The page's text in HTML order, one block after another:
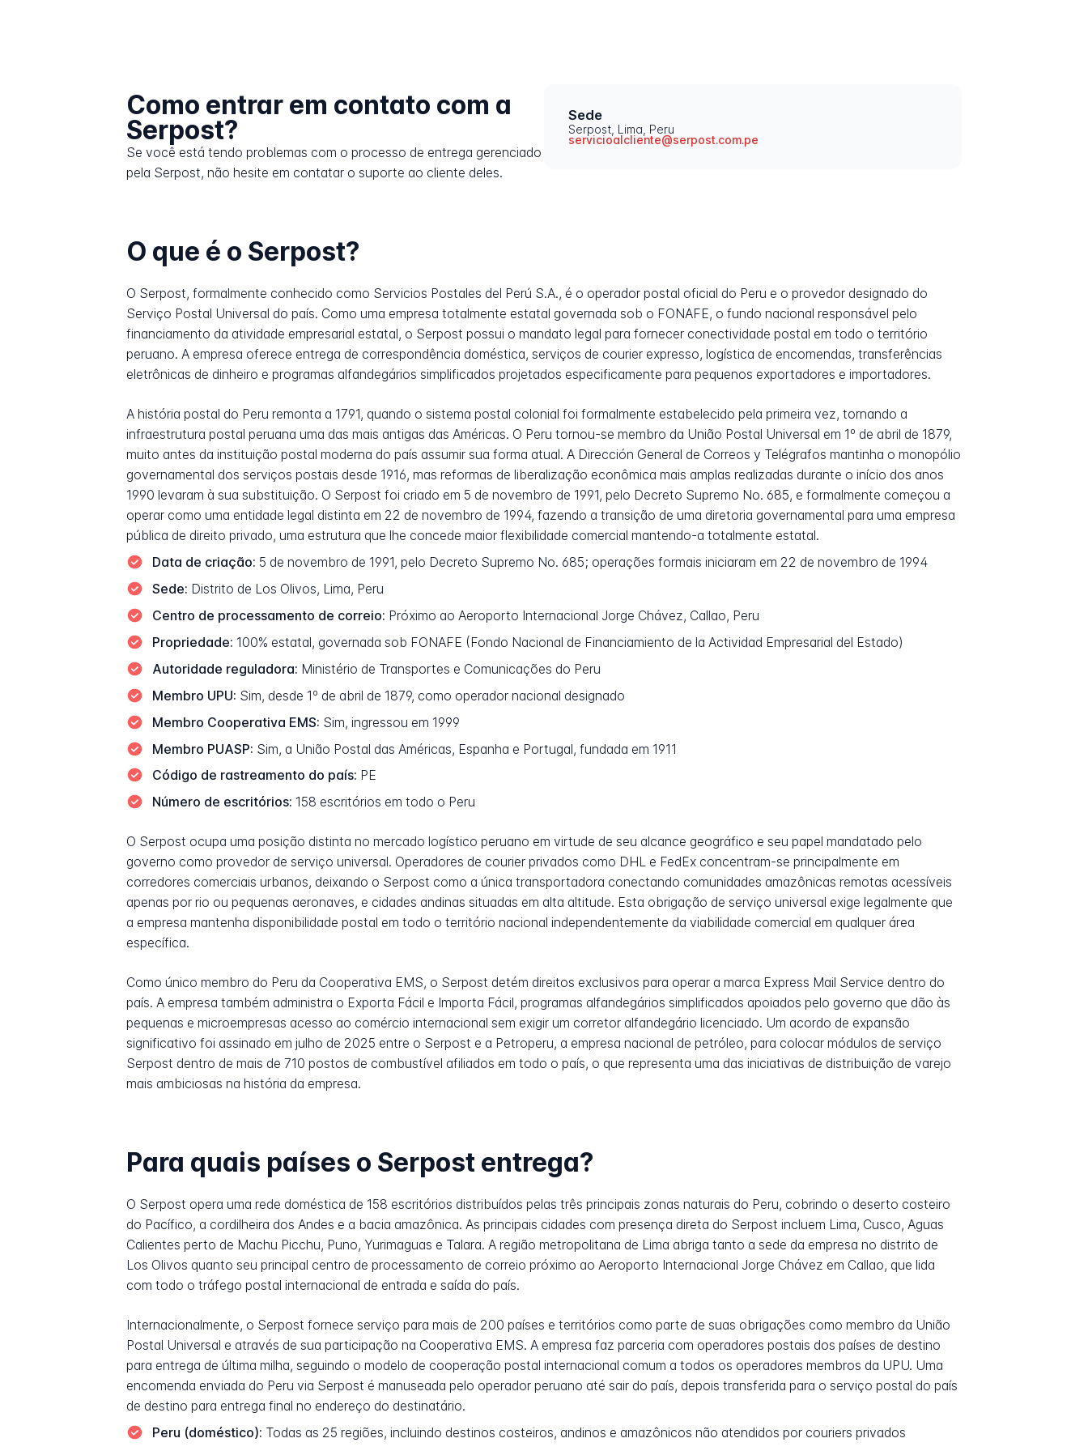
Como entrar em contato com a
Serpost?
Se você está tendo problemas com o processo de entrega gerenciado
pela Serpost, não hesite em contatar o suporte ao cliente deles.
Sede
Serpost, Lima, Peru
servicioalcliente@serpost.com.pe
O que é o Serpost?
O Serpost, formalmente conhecido como Servicios Postales del Perú S.A., é o operador postal oficial do Peru e o provedor designado do
Serviço Postal Universal do país. Como uma empresa totalmente estatal governada sob o FONAFE, o fundo nacional responsável pelo
financiamento da atividade empresarial estatal, o Serpost possui o mandato legal para fornecer conectividade postal em todo o território
peruano. A empresa oferece entrega de correspondência doméstica, serviços de courier expresso, logística de encomendas, transferências
eletrônicas de dinheiro e programas alfandegários simplificados projetados especificamente para pequenos exportadores e importadores.
A história postal do Peru remonta a 1791, quando o sistema postal colonial foi formalmente estabelecido pela primeira vez, tornando a
infraestrutura postal peruana uma das mais antigas das Américas. O Peru tornou-se membro da União Postal Universal em 1º de abril de 1879,
muito antes da instituição postal moderna do país assumir sua forma atual. A Dirección General de Correos y Telégrafos mantinha o monopólio
governamental dos serviços postais desde 1916, mas reformas de liberalização econômica mais amplas realizadas durante o início dos anos
1990 levaram à sua substituição. O Serpost foi criado em 5 de novembro de 1991, pelo Decreto Supremo No. 685, e formalmente começou a
operar como uma entidade legal distinta em 22 de novembro de 1994, fazendo a transição de uma diretoria governamental para uma empresa
pública de direito privado, uma estrutura que lhe concede maior flexibilidade comercial mantendo-a totalmente estatal.
Data de criação: 5 de novembro de 1991, pelo Decreto Supremo No. 685; operações formais iniciaram em 22 de novembro de 1994
Sede: Distrito de Los Olivos, Lima, Peru
Centro de processamento de correio: Próximo ao Aeroporto Internacional Jorge Chávez, Callao, Peru
Propriedade: 100% estatal, governada sob FONAFE (Fondo Nacional de Financiamiento de la Actividad Empresarial del Estado)
Autoridade reguladora: Ministério de Transportes e Comunicações do Peru
Membro UPU: Sim, desde 1º de abril de 1879, como operador nacional designado
Membro Cooperativa EMS: Sim, ingressou em 1999
Membro PUASP: Sim, a União Postal das Américas, Espanha e Portugal, fundada em 1911
Código de rastreamento do país: PE
Número de escritórios: 158 escritórios em todo o Peru
O Serpost ocupa uma posição distinta no mercado logístico peruano em virtude de seu alcance geográfico e seu papel mandatado pelo
governo como provedor de serviço universal. Operadores de courier privados como DHL e FedEx concentram-se principalmente em
corredores comerciais urbanos, deixando o Serpost como a única transportadora conectando comunidades amazônicas remotas acessíveis
apenas por rio ou pequenas aeronaves, e cidades andinas situadas em alta altitude. Esta obrigação de serviço universal exige legalmente que
a empresa mantenha disponibilidade postal em todo o território nacional independentemente da viabilidade comercial em qualquer área
específica.
Como único membro do Peru da Cooperativa EMS, o Serpost detém direitos exclusivos para operar a marca Express Mail Service dentro do
país. A empresa também administra o Exporta Fácil e Importa Fácil, programas alfandegários simplificados apoiados pelo governo que dão às
pequenas e microempresas acesso ao comércio internacional sem exigir um corretor alfandegário licenciado. Um acordo de expansão
significativo foi assinado em julho de 2025 entre o Serpost e a Petroperu, a empresa nacional de petróleo, para colocar módulos de serviço
Serpost dentro de mais de 710 postos de combustível afiliados em todo o país, o que representa uma das iniciativas de distribuição de varejo
mais ambiciosas na história da empresa.
Para quais países o Serpost entrega?
O Serpost opera uma rede doméstica de 158 escritórios distribuídos pelas três principais zonas naturais do Peru, cobrindo o deserto costeiro
do Pacífico, a cordilheira dos Andes e a bacia amazônica. As principais cidades com presença direta do Serpost incluem Lima, Cusco, Aguas
Calientes perto de Machu Picchu, Puno, Yurimaguas e Talara. A região metropolitana de Lima abriga tanto a sede da empresa no distrito de
Los Olivos quanto seu principal centro de processamento de correio próximo ao Aeroporto Internacional Jorge Chávez em Callao, que lida
com todo o tráfego postal internacional de entrada e saída do país.
Internacionalmente, o Serpost fornece serviço para mais de 200 países e territórios como parte de suas obrigações como membro da União
Postal Universal e através de sua participação na Cooperativa EMS. A empresa faz parceria com operadores postais dos países de destino
para entrega de última milha, seguindo o modelo de cooperação postal internacional comum a todos os operadores membros da UPU. Uma
encomenda enviada do Peru via Serpost é manuseada pelo operador peruano até sair do país, depois transferida para o serviço postal do país
de destino para entrega final no endereço do destinatário.
Peru (doméstico): Todas as 25 regiões, incluindo destinos costeiros, andinos e amazônicos não atendidos por couriers privados